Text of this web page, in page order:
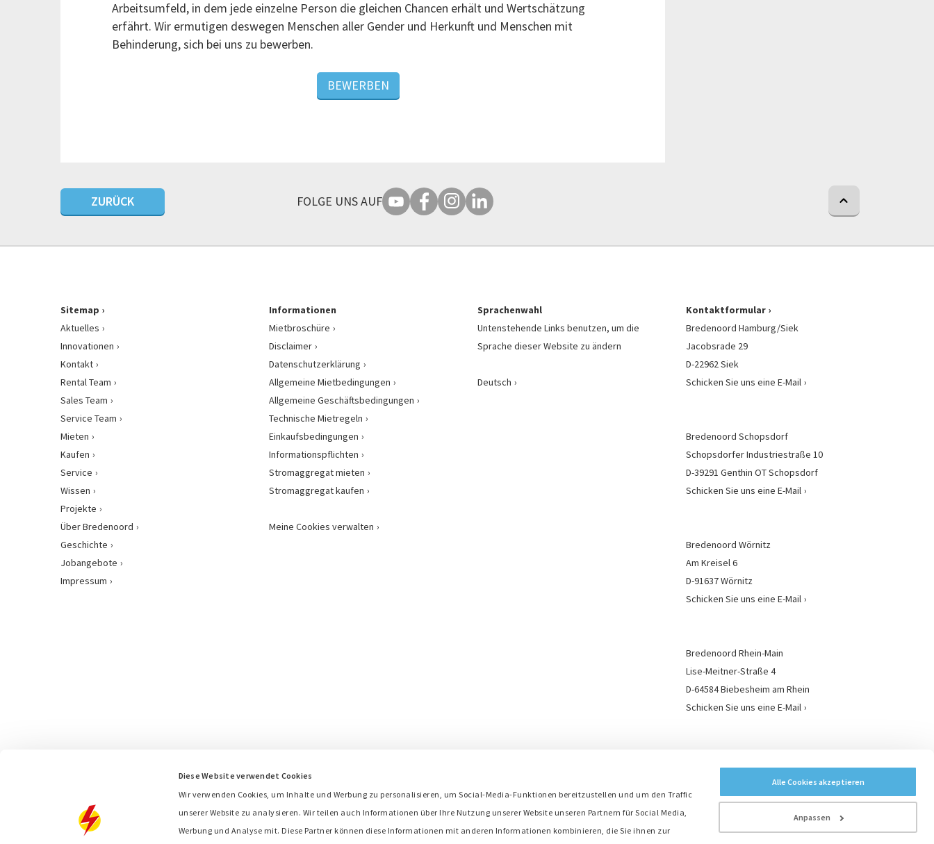
Diese Website verwendet Cookies
Wir verwenden Cookies, um Inhalte und Werbung zu personalisieren, um Social-Media-Funktionen bereitzustellen und um den Traffic
unserer Website zu analysieren. Wir teilen auch Informationen über Ihre Nutzung unserer Website unseren Partnern für Social Media,
Werbung und Analyse mit. Diese Partner können diese Informationen mit anderen Informationen kombinieren, die Sie ihnen zur
Alle Cookies akzeptieren
Anpassen
Arbeitsumfeld, in dem jede einzelne Person die gleichen Chancen erhält und Wertschätzung
erfährt. Wir ermutigen deswegen Menschen aller Gender und Herkunft und Menschen mit
Behinderung, sich bei uns zu bewerben.
BEWERBEN
ZURÜCK FOLGE UNS AUF
Sitemap
Aktuelles
Innovationen
Kontakt
Rental Team
Sales Team
Service Team
Mieten
Kaufen
Service
Wissen
Projekte
Über Bredenoord
Geschichte
Jobangebote
Impressum
Informationen
Mietbroschüre
Disclaimer
Datenschutzerklärung
Allgemeine Mietbedingungen
Allgemeine Geschäftsbedingungen
Technische Mietregeln
Einkaufsbedingungen
Informationspflichten
Stromaggregat mieten
Stromaggregat kaufen
Meine Cookies verwalten
Sprachenwahl
Untenstehende Links benutzen, um die
Sprache dieser Website zu ändern
Deutsch
Kontaktformular
Bredenoord Hamburg/Siek
Jacobsrade 29
D-22962 Siek
Schicken Sie uns eine E-Mail
Bredenoord Schopsdorf
Schopsdorfer Industriestraße 10
D-39291 Genthin OT Schopsdorf
Schicken Sie uns eine E-Mail
Bredenoord Wörnitz
Am Kreisel 6
D-91637 Wörnitz
Schicken Sie uns eine E-Mail
Bredenoord Rhein-Main
Lise-Meitner-Straße 4
D-64584 Biebesheim am Rhein
Schicken Sie uns eine E-Mail
Bredenoord ist Mitglied in: